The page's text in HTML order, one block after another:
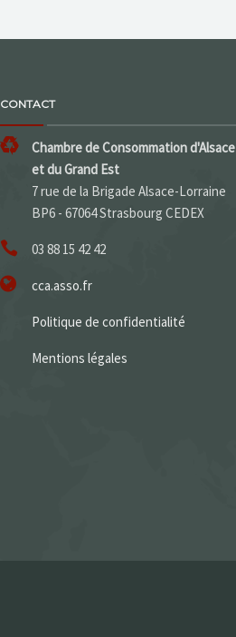
CONTACT
Chambre de Consommation d'Alsace
et du Grand Est
7 rue de la Brigade Alsace-Lorraine
BP6 - 67064 Strasbourg CEDEX
03 88 15 42 42
cca.asso.fr
Politique de confidentialité
Mentions légales